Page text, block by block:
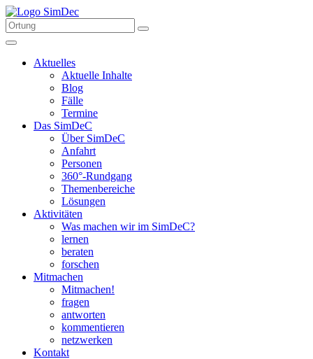
Aktuelles
Aktuelle Inhalte
Blog
Fälle
Termine
Das SimDeC
Über SimDeC
Anfahrt
Personen
360°-Rundgang
Themenbereiche
Lösungen
Aktivitäten
Was machen wir im SimDeC?
lernen
beraten
forschen
Mitmachen
Mitmachen!
fragen
antworten
kommentieren
netzwerken
Kontakt